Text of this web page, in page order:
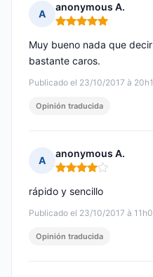
A
anonymous A.
Nota: 5 de 5
Publicado el 23/10/2017 à
Muy bueno nada que
bastante caros.
Opinión traducida
A
anonymous A.
Nota: 4 de 5
Publicado el 23/10/2017 à
rápido y sencillo
Opinión traducida